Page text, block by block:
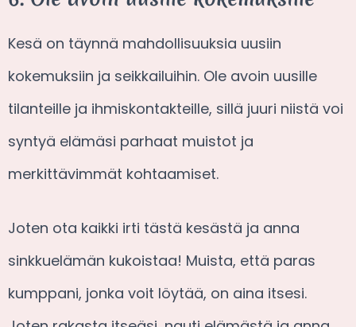
Kesä on täynnä mahdollisuuksia uusiin
kokemuksiin ja seikkailuihin. Ole avoin uusille
tilanteille ja ihmiskontakteille, sillä juuri niistä voi
syntyä elämäsi parhaat muistot ja
merkittävimmät kohtaamiset.
Joten ota kaikki irti tästä kesästä ja anna
sinkkuelämän kukoistaa! Muista, että paras
kumppani, jonka voit löytää, on aina itsesi.